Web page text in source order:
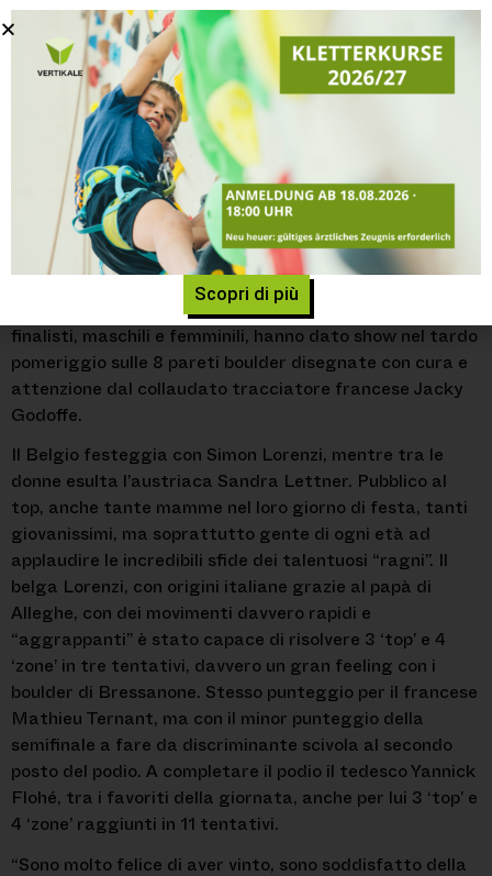
COPPA EUROPA: VITTORIA
PER LETTNER E LORENZI
»COPPA EUROPA: Vittoria per Lettner e
Lorenzi
E finale sia! Oggi al Vertikale Climbing Stadium di
Bressanone ultima giornata di European Boulder Cup
organizzata dal comitato AVS e dalla Federazione
Arrampicata Sportiva Italiana (FASI). Gli 8 climbers
finalisti, maschili e femminili, hanno dato show nel tardo
pomeriggio sulle 8 pareti boulder disegnate con cura e
attenzione dal collaudato tracciatore francese Jacky
Godoffe.
Il Belgio festeggia con Simon Lorenzi, mentre tra le
donne esulta l’austriaca Sandra Lettner. Pubblico al
top, anche tante mamme nel loro giorno di festa, tanti
giovanissimi, ma soprattutto gente di ogni età ad
applaudire le incredibili sfide dei talentuosi “ragni”. Il
belga Lorenzi, con origini italiane grazie al papà di
Alleghe, con dei movimenti davvero rapidi e
“aggrappanti” è stato capace di risolvere 3 ‘top’ e 4
‘zone’ in tre tentativi, davvero un gran feeling con i
boulder di Bressanone. Stesso punteggio per il francese
Mathieu Ternant, ma con il minor punteggio della
semifinale a fare da discriminante scivola al secondo
posto del podio. A completare il podio il tedesco Yannick
Flohé, tra i favoriti della giornata, anche per lui 3 ‘top’ e
4 ‘zone’ raggiunti in 11 tentativi.
“Sono molto felice di aver vinto, sono soddisfatto della
Scopri di più